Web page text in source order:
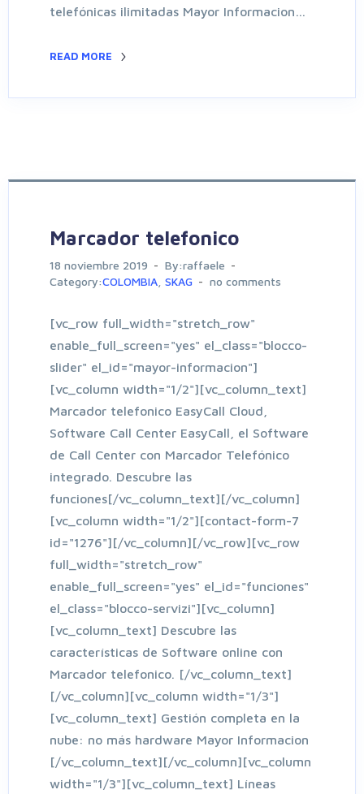
telefónicas ilimitadas Mayor Informacion…
READ MORE
Marcador telefonico
18 noviembre 2019
By:raffaele
Category:COLOMBIA SKAG no comments
[vc_row full_width="stretch_row"
enable_full_screen="yes" el_class="blocco-
slider" el_id="mayor-informacion"]
[vc_column width="1/2"][vc_column_text]
Marcador telefonico EasyCall Cloud,
Software Call Center EasyCall, el Software
de Call Center con Marcador Telefónico
integrado. Descubre las
funciones[/vc_column_text][/vc_column]
[vc_column width="1/2"][contact-form-7
id="1276"][/vc_column][/vc_row][vc_row
full_width="stretch_row"
enable_full_screen="yes" el_id="funciones"
el_class="blocco-servizi"][vc_column]
[vc_column_text] Descubre las
características de Software online con
Marcador telefonico. [/vc_column_text]
[/vc_column][vc_column width="1/3"]
[vc_column_text] Gestión completa en la
nube: no más hardware Mayor Informacion
[/vc_column_text][/vc_column][vc_column
width="1/3"][vc_column_text] Líneas